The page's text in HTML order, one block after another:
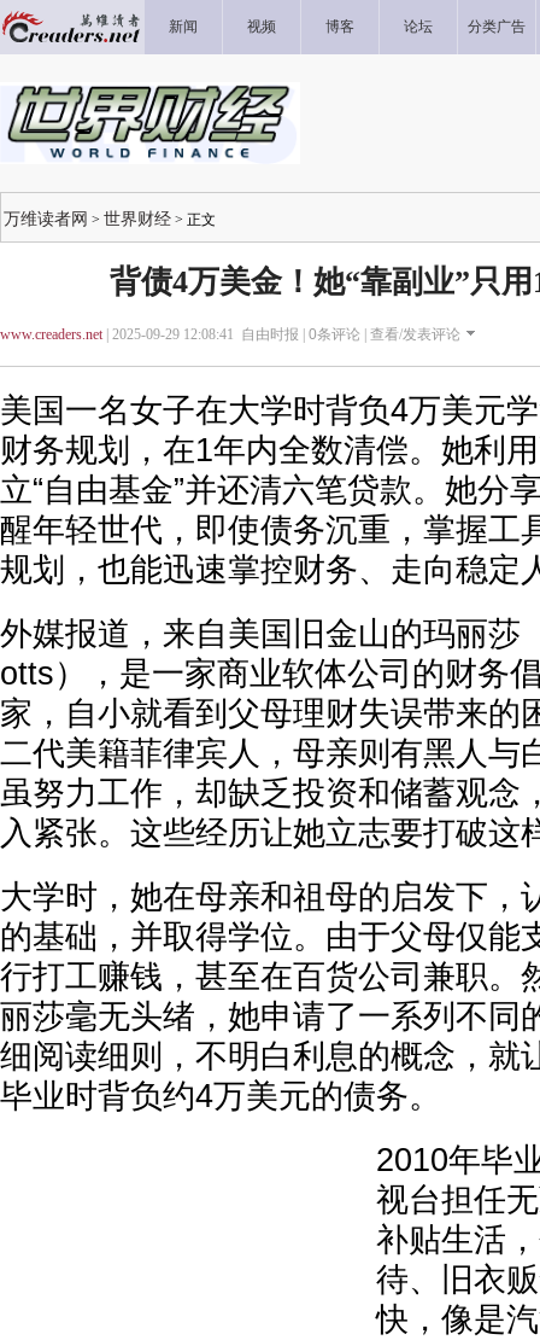
新闻 视频 博客 论坛 分类广告
万维读者网 > 世界财经 > 正文
背债4万美金！她“靠副业”只
www.creaders.net| 2025-09-29 12:08:41 自由时报 | 0条评论 | 查看/发表评论
美国一名女子在大学时背负4万美元
财务规划，在1年内全数清偿。她利
立“自由基金”并还清六笔贷款。她分
醒年轻世代，即使债务沉重，掌握工
规划，也能迅速掌控财务、走向稳定
外媒报道，来自美国旧金山的玛丽莎
otts），是一家商业软体公司的财务
家，自小就看到父母理财失误带来的
二代美籍菲律宾人，母亲则有黑人与
虽努力工作，却缺乏投资和储蓄观念
入紧张。这些经历让她立志要打破这
大学时，她在母亲和祖母的启发下，
的基础，并取得学位。由于父母仅能
行打工赚钱，甚至在百货公司兼职。
丽莎毫无头绪，她申请了一系列不同
细阅读细则，不明白利息的概念，就
毕业时背负约4万美元的债务。
2010年毕
视台担任
补贴生活
待、旧衣
快，像是